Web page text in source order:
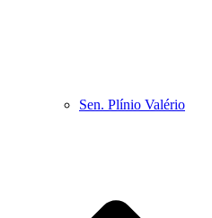
Sen. Plínio Valério